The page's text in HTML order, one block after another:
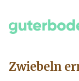
Zwiebeln